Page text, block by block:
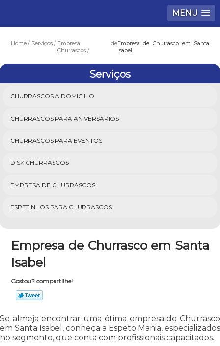
MENU
Home Serviços
Empresa de
Churrascos
Empresa de Churrasco em Santa
Isabel
Serviços
CHURRASCOS A DOMICÍLIO
CHURRASCOS PARA ANIVERSÁRIOS
CHURRASCOS PARA EVENTOS
DISK CHURRASCOS
EMPRESA DE CHURRASCOS
ESPETINHOS PARA CHURRASCOS
Empresa de Churrasco em Santa
Isabel
Gostou? compartilhe!
Se almeja encontrar uma ótima empresa de Churrasco
em Santa Isabel, conheça a Espeto Mania, especializados
no segmento, que conta com profissionais capacitados.